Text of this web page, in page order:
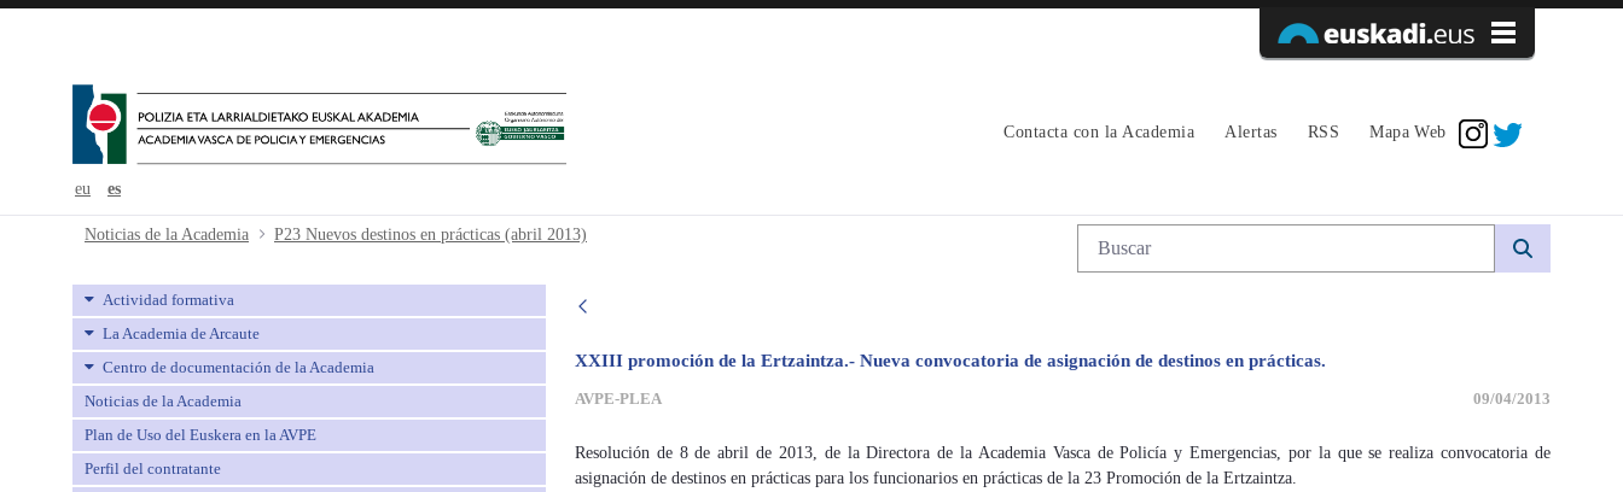
eu es
Contacta con la Academia Alertas RSS Mapa Web
P23 Nuevos destinos en prácticas (abril 2013) - avpe
Noticias de la Academia P23 Nuevos destinos en prácticas (abril 2013) Búsqueda web
Actividad formativa
La Academia de Arcaute
Centro de documentación de la Academia
Noticias de la Academia
Plan de Uso del Euskera en la AVPE
Perfil del contratante
XXIII promoción de la Ertzaintza.- Nueva convocatoria de asignación de destinos en prácticas.
AVPE-PLEA 09/04/2013
Resolución de 8 de abril de 2013, de la Directora de la Academia Vasca de Policía y Emergencias, por la que se realiza convocatoria de
asignación de destinos en prácticas para los funcionarios en prácticas de la 23 Promoción de la Ertzaintza.